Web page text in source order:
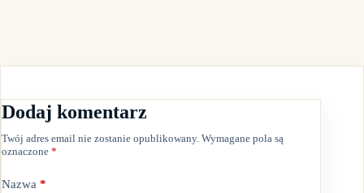
Dodaj komentarz
Twój adres email nie zostanie opublikowany. Wymagane pola są
oznaczone *
Nazwa *